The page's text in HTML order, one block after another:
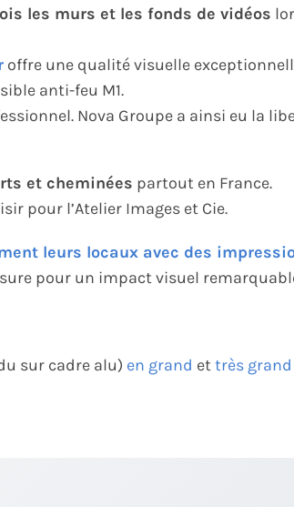
les murs et les fonds de vidéos
offre une qualité visuelle
anti-feu M1.
Nova Groupe a ainsi eu la
et cheminées partout en France.
pour l’Atelier Images et Cie.
leurs locaux avec des
pour un impact visuel
sur cadre alu) en grand ettrès grand